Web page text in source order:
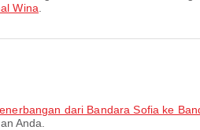
Wina
dari Bandara Sofia ke
Anda.